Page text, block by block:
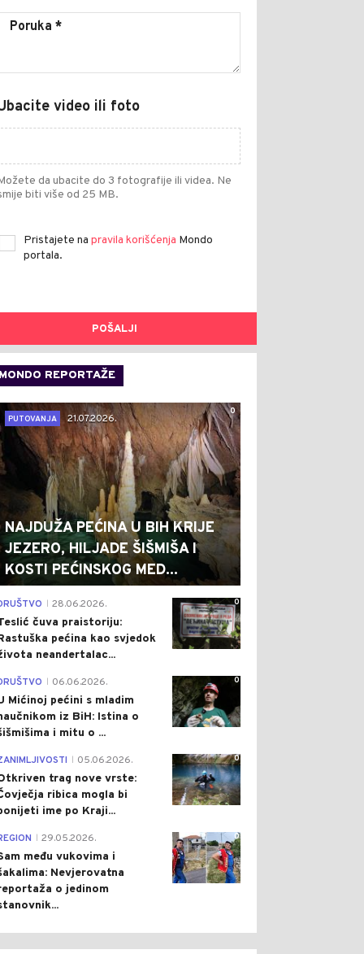
video ili foto
da ubacite do 3 fotografije ili videa. Ne
biti više od 25 MB.
Pristajete na pravila korišćenja Mondo
portala.
POŠALJI
MONDO REPORTAŽE
0
PUTOVANJA
21.07.2026.
NAJDUŽA PEĆINA U BIH KRIJE
JEZERO, HILJADE ŠIŠMIŠA I
KOSTI PEĆINSKOG MED...
0
28.06.2026.
čuva praistoriju:
pećina kao svjedok
neandertalac...
0
06.06.2026.
Mićinoj pećini s mladim
iz BiH: Istina o
i mitu o ...
0
05.06.2026.
trag nove vrste:
ribica mogla bi
ime po Kraji...
0
29.05.2026.
među vukovima i
Nevjerovatna
o jedinom